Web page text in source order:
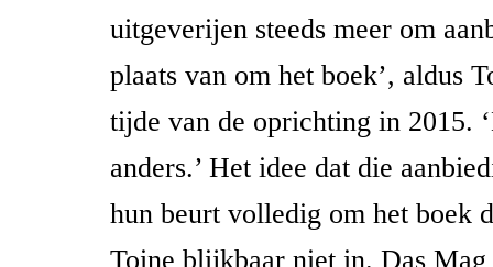
uitgeverijen steeds meer om
plaats van om het boek’, aldus
tijde van de oprichting in 2015.
anders.’ Het idee dat die
hun beurt volledig om het boek
Toine blijkbaar niet in. Das Mag